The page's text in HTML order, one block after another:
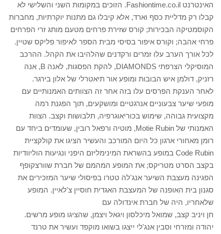
האינטרנט Fashiontime.co.il. הזוכים במקומות השני והשלישי לא
קבלו רק מדליית כסף וארד, אלא קיבלו גם מתנות יוקרתיות, מחברות
הקוסמטיקה הבכירות; קורס שזירת פרחים מטעם מותג זרי הפרחים
פרחי אהבה; וקורס איפור בסיסי מבית הספר לאיפור פליקס שטיין.
לכל אורך הערב עלו זמרים ורקדנים שהלהיבו את הקהל. ההרכב
המוסיקלי הצרפתי DIAMONDS, להקת הפסגות, לאנה B, אנה
רזניק, דולמן איש הבובות ומופע אור תיאטרלי של אלון בירגר.
לאחר הענקת הפרסים עלו בזה אחר זה הצוותים האמנותיים עם
מופעי שיער צבעוניים אנרגטיים ומושקעים, תוך הפגנת רמה
מקצועית גבוהה, שימוש בכוריאוגרפיה, תלבושות וקצב. הצוות
האמנותי של Motie Rubin, מוטיה ורפאל רובין, שעומדים ביחד עם
רומן מאחורי ארגון כל היום המורכב והעשיר הציגו את קולקציית
Code Rubin במופע בהשראת המינימליזם היפני ונגיעות הוליוודיות
בקצב הסרט מטריקס; את המופע המהמם של חברת שוורצקופף
הפגינה מעצבת השיער אנג'לה טטרו בפיסולי שיער המזכירים את
סגנון בית האופנה של המעצבת האגדית חוסיין צ'לאיין. המופע
שלאחריו, היה של חברת אינדולה עם
חן ויניב קצב, שמואל מיכלסון ויגאל ויצמן, שהציגו מופע מרשים.
יהודה ומזרחי וסבין אנג'לי ייצגו בשואו מוקפד ועשיר את טרנד